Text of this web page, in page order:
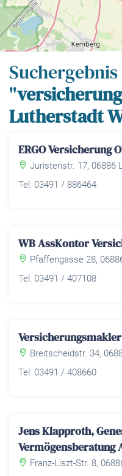
"versicherung
Lutherstadt
ERGO Versicherung
Juristenstr. 17, 06886
Tel: 03491 / 886464
WB AssKontor
Pfaffengasse 28,
Tel: 03491 / 407108
Breitscheidstr. 34,
Tel: 03491 / 408660
Jens Klapproth,
Vermögensberatung
Franz-Liszt-Str. 8,